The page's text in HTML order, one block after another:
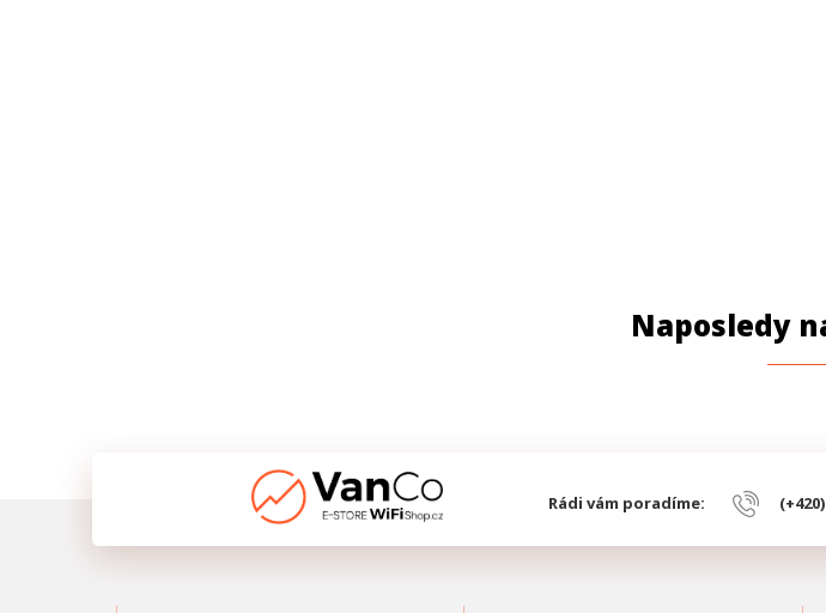
Naposledy
Rádi vám poradíme: